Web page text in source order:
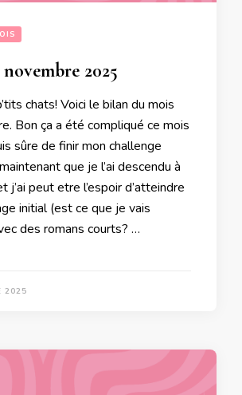
2025
chats! Voici le bilan du mois
Bon ça a été compliqué ce mois
sûre de finir mon challenge
que je l’ai descendu à
j’ai peut etre l’espoir d’atteindre
initial (est ce que je vais
des romans courts? …
2025